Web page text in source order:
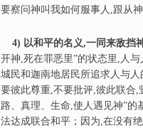
要察问神叫我如何服事人,跟从
4) 以和平的名义,一同来敌挡
开神,死在罪恶里”的状态里,人
城民和迦南地居民所追求人与
要彼此尊重,不要批评,彼此联合,
路、真理、生命,使人遇见神”的
法达成联合和平；因为,在没有